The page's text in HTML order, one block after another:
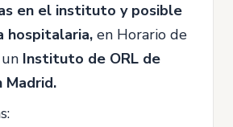
en el instituto y posible
hospitalaria, en Horario de
Instituto de ORL de
Madrid.